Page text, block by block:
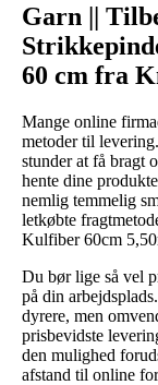
Garn ||
60 cm fra
Mange online
metoder til
stunder at få bragt
hente dine
nemlig temmelig
letkøbte
Kulfiber 60cm
Du bør lige så vel
på din
dyrere, men
prisbevidste
den mulighed
afstand til online